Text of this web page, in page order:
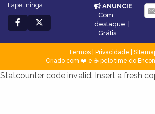
Itapetininga.
ANUNCIE:
Com
destaque
Grátis
Termos| Privacidade
Criado com ❤️ e ☕ pelo time do
Statcounter code invalid. Insert a fresh